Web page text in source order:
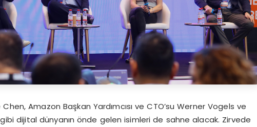
Amazon Başkan Yardımcısı ve CTO’su Werner Vogels ve
gibi dijital dünyanın önde gelen isimleri de sahne alacak. Zirvede